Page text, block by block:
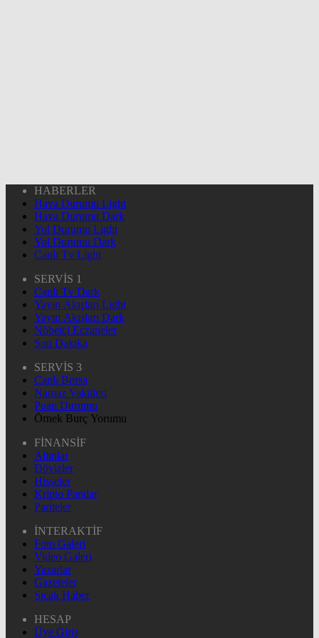
HABERLER
Hava Durumu Light
Hava Durumu Dark
Yol Durumu Light
Yol Durumu Dark
Canlı Tv Light
SERVİS 1
Canlı Tv Dark
Yayın Akışları Light
Yayın Akışları Dark
Nöbetçi Eczaneler
Son Dakika
SERVİS 3
Canlı Borsa
Namaz Vakitleri
Puan Durumu
Örnek Burç Yorumu
FİNANSİF
Altınlar
Dövizler
Hisseler
Kripto Paralar
Pariteler
İNTERAKTİF
Foto Galeri
Video Galeri
Yazarlar
Gazeteler
Sıcak Haber
HESAP
Üye Giriş